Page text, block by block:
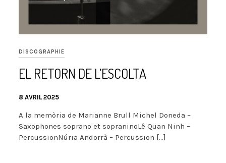
DISCOGRAPHIE
EL RETORN DE L’ESCOLTA
8 AVRIL 2025
A la memòria de Marianne Brull Michel Doneda –
Saxophones soprano et sopraninoLê Quan Ninh –
PercussionNúria Andorrà – Percussion […]